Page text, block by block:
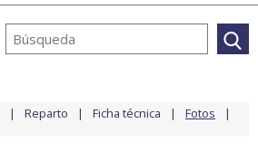
Reparto Ficha técnica Fotos